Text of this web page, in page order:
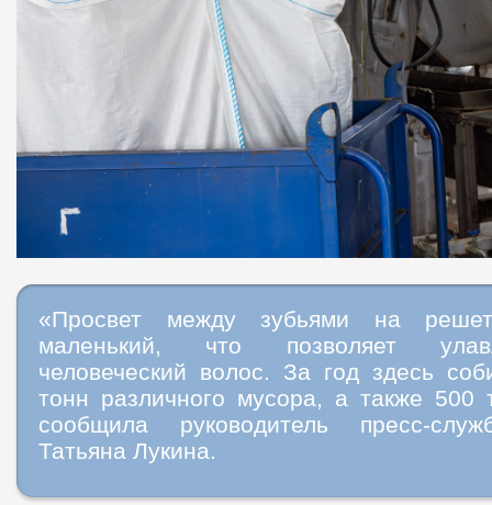
«Просвет между зубьями на
маленький, что позволяет
человеческий волос. За год здесь
тонн различного мусора, а также
сообщила руководитель пресс-
Татьяна Лукина.